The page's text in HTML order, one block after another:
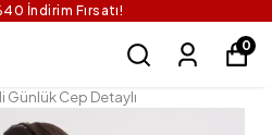
İndirim Fırsatı!
0
Günlük Cep Detaylı